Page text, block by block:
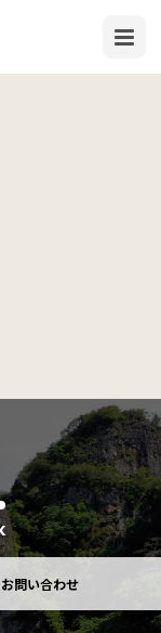
お問い合わせ